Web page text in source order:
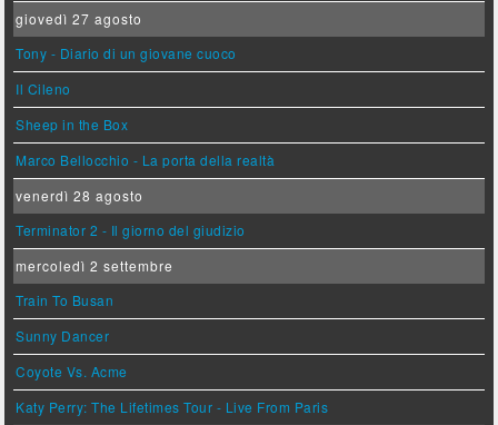
giovedì 27 agosto
Tony - Diario di un giovane cuoco
Il Cileno
Sheep in the Box
Marco Bellocchio - La porta della realtà
venerdì 28 agosto
Terminator 2 - Il giorno del giudizio
mercoledì 2 settembre
Train To Busan
Sunny Dancer
Coyote Vs. Acme
Katy Perry: The Lifetimes Tour - Live From Paris